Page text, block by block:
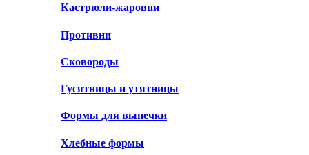
Кастрюли-жаровни
Противни
Сковороды
Гусятницы и утятницы
Формы для выпечки
Хлебные формы